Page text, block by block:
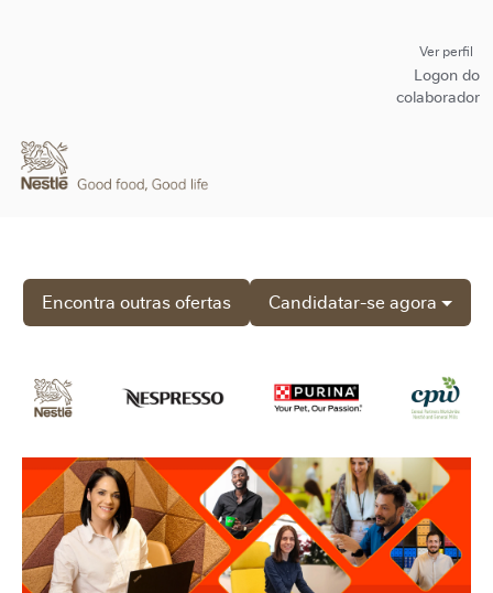
Ver perfil
Logon do
colaborador
Candidatar-se agora
Encontra outras ofertas